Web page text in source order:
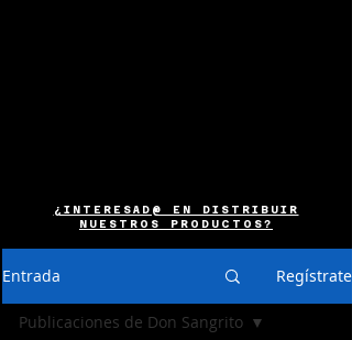
¿INTERESAD@ EN DISTRIBUIR
NUESTROS PRODUCTOS?
Entrada Regístrate
Publicaciones de Don Sangrito